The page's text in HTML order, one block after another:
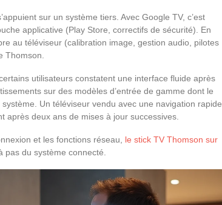
sur un système tiers. Avec Google TV, c’est
applicative (Play Store, correctifs de sécurité). En
au téléviseur (calibration image, gestion audio, pilotes
Thomson.
utilisateurs constatent une interface fluide après
sur des modèles d’entrée de gamme dont le
Un téléviseur vendu avec une navigation rapide
deux ans de mises à jour successives.
et les fonctions réseau, le stick TV Thomson sur
du système connecté.